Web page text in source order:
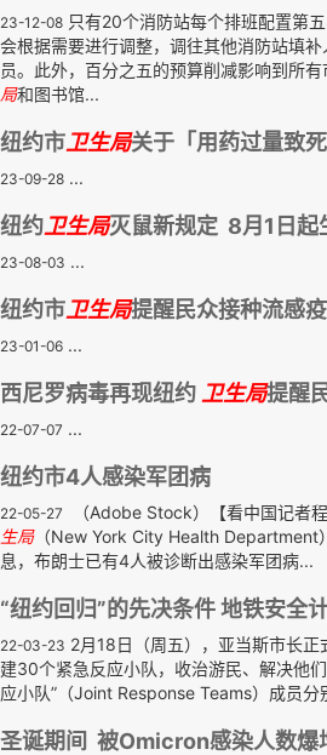
23-12-08 只有20个消防站每个排班配置第
会根据需要进行调整，调往其他消防站填
员。此外，百分之五的预算削减影响到所有
局和图书馆...
纽约市卫生局关于「用药过量致
23-09-28 ...
纽约卫生局灭鼠新规定 8月1日起
23-08-03 ...
纽约市卫生局提醒民众接种流感
23-01-06 ...
西尼罗病毒再现纽约 卫生局提醒
22-07-07 ...
纽约市4人感染军团病
22-05-27 （Adobe Stock）【看中国记者
生局（New York City Health Department
息，布朗士已有4人被诊断出感染军团病...
“纽约回归”的先决条件 地铁安全
22-03-23 2月18日（周五），亚当斯市长正
建30个紧急反应小队，收治游民、解决他
应小队”（Joint Response Teams）成员分
圣诞期间 被Omicron感染人数爆